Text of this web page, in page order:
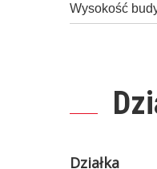
Wysokość
Działka